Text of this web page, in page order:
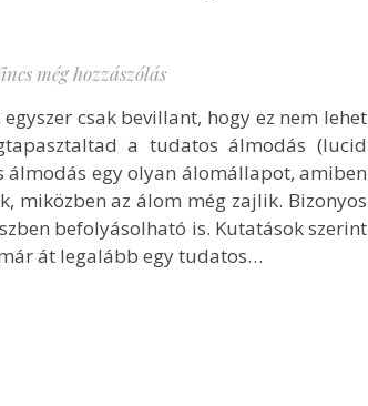
még hozzászólás
csak bevillant, hogy ez nem lehet
a tudatos álmodás (lucid
álmodás egy olyan álomállapot, amiben
miközben az álom még zajlik. Bizonyos
befolyásolható is. Kutatások szerint
át legalább egy tudatos…